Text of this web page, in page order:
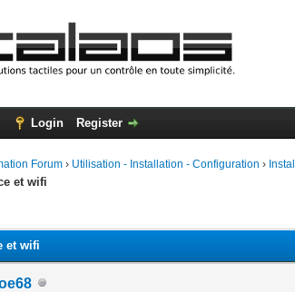
Login Register
Forum › Utilisation - Installation - Configuration ›
et wifi
et wifi